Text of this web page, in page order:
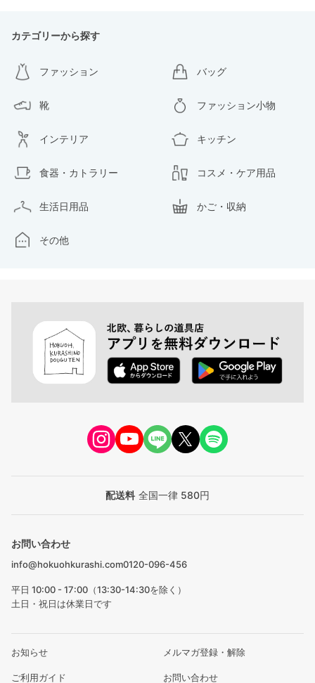
カテゴリーから探す
ファッション バッグ
靴 ファッション小物
インテリア キッチン
食器・カトラリー コスメ・ケア用品
生活日用品 かご・収納
その他
配送料 全国一律 580円
お問い合わせ
info@hokuohkurashi.com0120-096-456
平日 10:00 - 17:00（13:30-14:30を除く）
土日・祝日は休業日です
お知らせ メルマガ登録・解除
ご利用ガイド お問い合わせ